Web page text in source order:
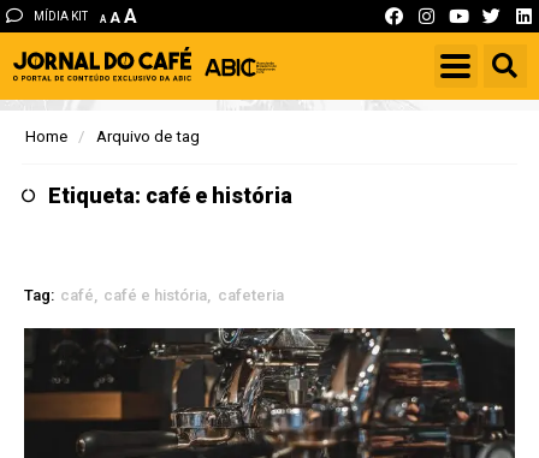
MÍDIA KIT A A A
Home Arquivo de tag
Etiqueta: café e história
Tag: café café e história cafeteria